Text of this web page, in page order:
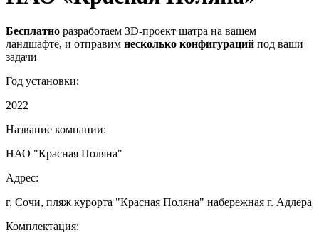
Бесплатно разработаем 3D-проект шатра на вашем
ландшафте, и отправим несколько конфигураций под ваши
задачи
Год установки:
2022
Название компании:
НАО "Красная Поляна"
Адрес:
г. Сочи, пляж курорта "Красная Поляна" набережная г. Адлера
Комплектация: